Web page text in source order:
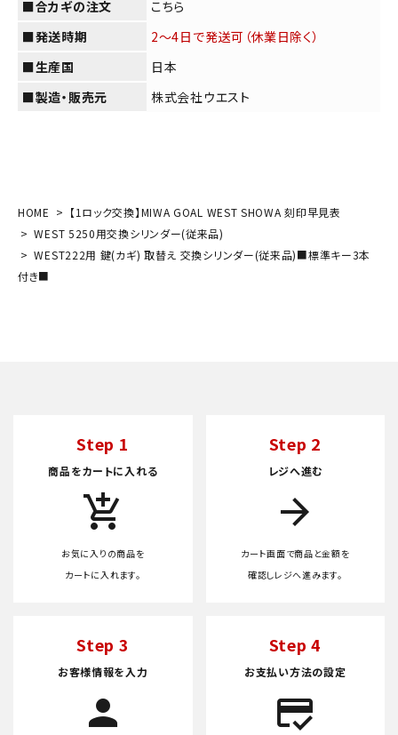
(必
カートに入れる
■合カギの注文
こちら
■発送時期
2～4日で発送可（休業日除く）
■生産国
日本
■製造・販売元
株式会社ウエスト
HOME
【1ロック交換】MIWA GOAL WEST SHOWA 刻印早見表
WEST 5250用交換シリンダー(従来品)
WEST222用 鍵(カギ) 取替え 交換シリンダー(従来品)■標準キー3本
付き■
Step 1
商品をカートに入れる
add_shopping_cart
お気に入りの商品を
カートに入れます。
Step 2
レジへ進む
arrow_forward
カート画面で商品と金額を
確認しレジへ進みます。
Step 3
お客様情報を入力
person
Step 4
お支払い方法の設定
credit_score